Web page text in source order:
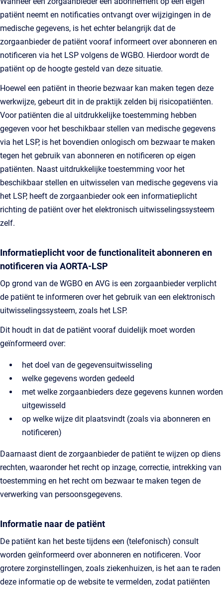
patiënt neemt en notificaties ontvangt over wijzigingen in de
medische gegevens, is het echter belangrijk dat de
zorgaanbieder de patiënt vooraf informeert over abonneren en
notificeren via het LSP volgens de WGBO. Hierdoor wordt de
patiënt op de hoogte gesteld van deze situatie.
Hoewel een patiënt in theorie bezwaar kan maken tegen deze
werkwijze, gebeurt dit in de praktijk zelden bij risicopatiënten.
Voor patiënten die al uitdrukkelijke toestemming hebben
gegeven voor het beschikbaar stellen van medische gegevens
via het LSP, is het bovendien onlogisch om bezwaar te maken
tegen het gebruik van abonneren en notificeren op eigen
patiënten. Naast uitdrukkelijke toestemming voor het
beschikbaar stellen en uitwisselen van medische gegevens via
het LSP, heeft de zorgaanbieder ook een informatieplicht
richting de patiënt over het elektronisch uitwisselingssysteem
zelf.
Informatieplicht voor de functionaliteit abonneren en
notificeren via AORTA-LSP
Op grond van de WGBO en AVG is een zorgaanbieder verplicht
de patiënt te informeren over het gebruik van een elektronisch
uitwisselingssysteem, zoals het LSP.
Dit houdt in dat de patiënt vooraf duidelijk moet worden
geïnformeerd over:
het doel van de gegevensuitwisseling
welke gegevens worden gedeeld
met welke zorgaanbieders deze gegevens kunnen worden
uitgewisseld
op welke wijze dit plaatsvindt (zoals via abonneren en
notificeren)
Daarnaast dient de zorgaanbieder de patiënt te wijzen op diens
rechten, waaronder het recht op inzage, correctie, intrekking van
toestemming en het recht om bezwaar te maken tegen de
verwerking van persoonsgegevens.
Informatie naar de patiënt
De patiënt kan het beste tijdens een (telefonisch) consult
worden geïnformeerd over abonneren en notificeren. Voor
grotere zorginstellingen, zoals ziekenhuizen, is het aan te raden
deze informatie op de website te vermelden, zodat patiënten